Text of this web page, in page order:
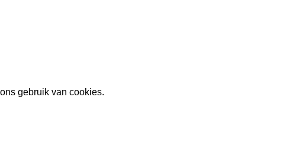
gebruik van cookies.